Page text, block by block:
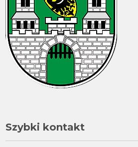
Szybki kontakt